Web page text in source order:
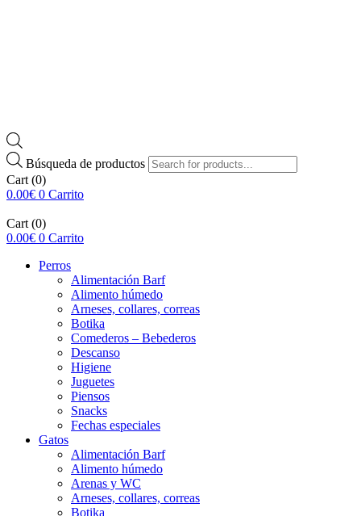
Búsqueda de productos
Cart (0)
0.00€ 0 Carrito
Cart (0)
0.00€ 0 Carrito
Perros
Alimentación Barf
Alimento húmedo
Arneses, collares, correas
Botika
Comederos – Bebederos
Descanso
Higiene
Juguetes
Piensos
Snacks
Fechas especiales
Gatos
Alimentación Barf
Alimento húmedo
Arenas y WC
Arneses, collares, correas
Botika